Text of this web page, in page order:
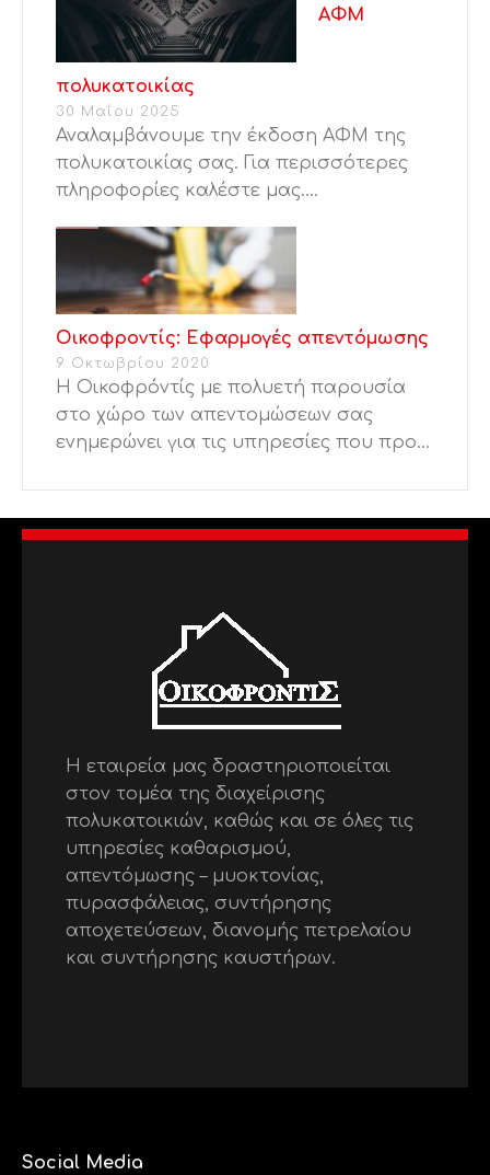
ΑΦΜ
πολυκατοικίας
30 Μαΐου 2025
Αναλαμβάνουμε την έκδοση ΑΦΜ της
πολυκατοικίας σας. Για περισσότερες
πληροφορίες καλέστε μας....
Οικοφροντίς: Εφαρμογές απεντόμωσης
9 Οκτωβρίου 2020
Η Οικοφρόντίς με πολυετή παρουσία
στο χώρο των απεντομώσεων σας
ενημερώνει για τις υπηρεσίες που προ...
Η εταιρεία μας δραστηριοποιείται
στον τομέα της διαχείρισης
πολυκατοικιών, καθώς και σε όλες τις
υπηρεσίες καθαρισμού,
απεντόμωσης – μυοκτονίας,
πυρασφάλειας, συντήρησης
αποχετεύσεων, διανομής πετρελαίου
και συντήρησης καυστήρων.
Social Media